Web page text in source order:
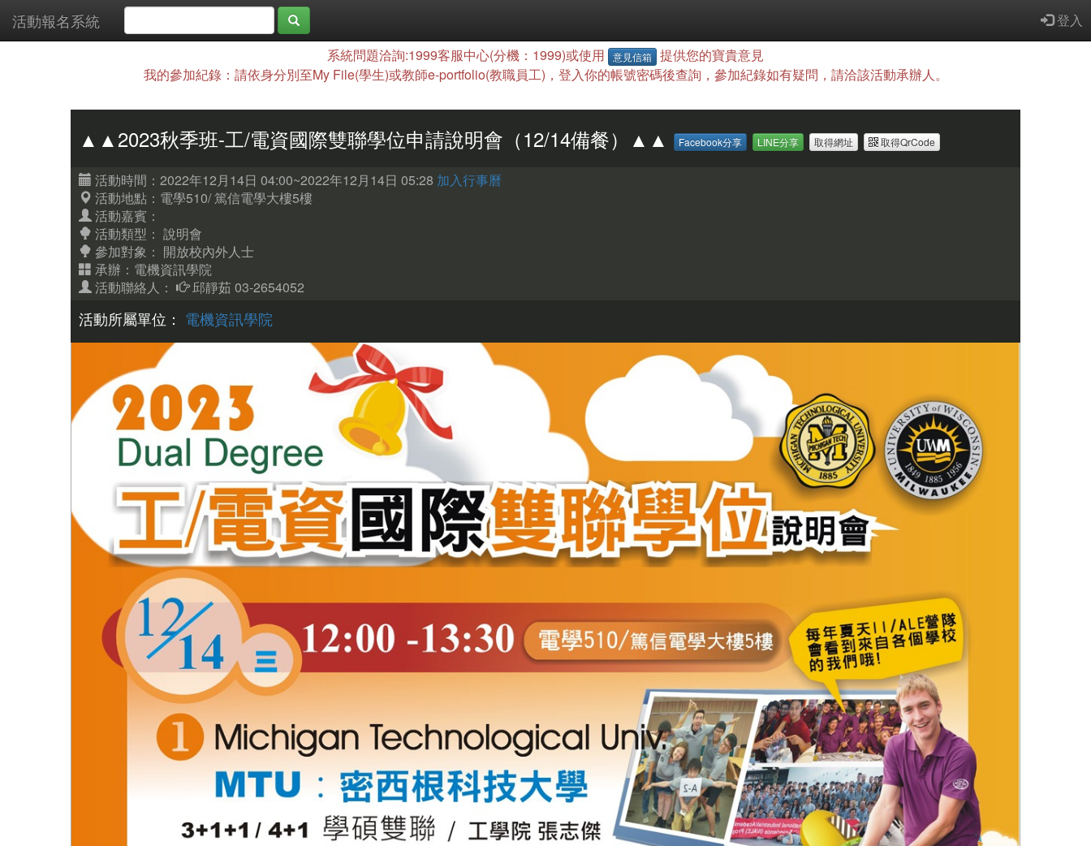
活動報名系統
登入
系統問題洽詢:1999客服中心(分機：1999)或使用
意見信箱
提供您的寶貴意見
我的參加紀錄：請依身分別至My File(學生)或教師e-portfolio(教職員工)，登入你的帳號密碼後查詢，參加紀錄如有疑問，請洽該活動承辦人。
▲▲2023秋季班-工/電資國際雙聯學位申請說明會（12/14備餐）▲▲ Facebook分享 LINE分享 取得網址 取得QrCode
活動時間：2022年12月14日 04:00~2022年12月14日 05:28 加入行事曆
活動地點：電學510/ 篤信電學大樓5樓
活動嘉賓：
活動類型： 說明會
參加對象： 開放校內外人士
承辦：電機資訊學院
活動聯絡人：
邱靜茹 03-2654052
活動所屬單位： 電機資訊學院